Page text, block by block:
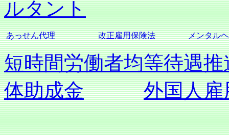
ルタント
あっせん代理 改正雇用保険法 メンタル
短時間労働者均等待遇
体助成金
外国人